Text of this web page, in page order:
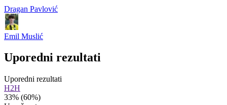
Dragan Pavlović
Emil Muslić
Uporedni rezultati
Uporedni rezultati
H2H
33% (60%)